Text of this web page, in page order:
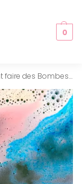
0
de bain sans acide citrique ?